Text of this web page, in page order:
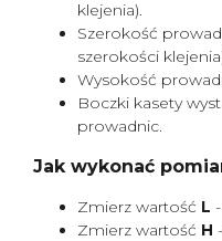
klejenia).
Szerokość
szerokości
Wysokość
Boczki kasety
prowadnic.
Jak wykonać
Zmierz wartość L
Zmierz wartość H